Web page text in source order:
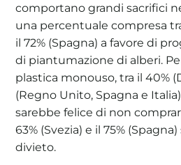
comportano grandi sacrifici
una percentuale compresa
il 72% (Spagna) a favore di
di piantumazione di alberi.
plastica monouso, tra il 40%
(Regno Unito, Spagna e
sarebbe felice di non
63% (Svezia) e il 75%
divieto.